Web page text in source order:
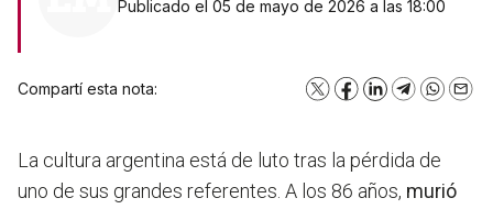
Publicado el 05 de mayo de 2026 a las 18:00
Compartí esta nota: X Facebook
LinkedInTelegram
La cultura argentina está de luto tras la pérdida de
uno de sus grandes referentes. A los 86 años, murió